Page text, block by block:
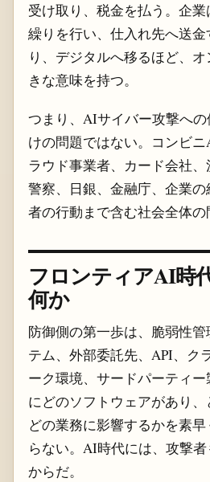
受け取り、税金を払う。企
繰りを行い、仕入れ先へ送
り、デジタルへ移るほど、
きな意味を持つ。
つまり、AIサイバー攻撃へ
けの問題ではない。コンビ
ラウド事業者、カード会社、
警察、日銀、金融庁、企業
者の行動まで含む社会全体の
フロンティアAI時
何か
防御側の第一歩は、脆弱性
テム、外部委託先、API、ク
ーク環境、サードパーティ
にどのソフトウェアがあり、
どの業務に影響するかを素
らない。AI時代には、攻撃
からだ。